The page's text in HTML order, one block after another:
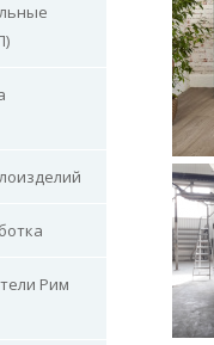
Рим